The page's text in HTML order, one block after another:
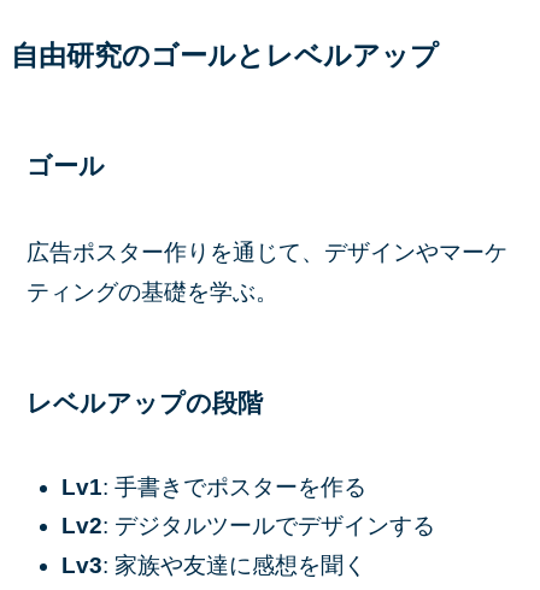
自由研究のゴールとレベルアップ
ゴール
広告ポスター作りを通じて、デザインやマーケ
ティングの基礎を学ぶ。
レベルアップの段階
Lv1: 手書きでポスターを作る
Lv2: デジタルツールでデザインする
Lv3: 家族や友達に感想を聞く